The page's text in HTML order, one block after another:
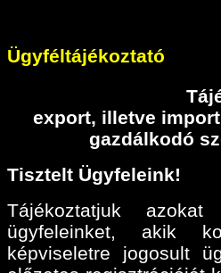
Ügyféltájékoztató
export, illetve
gazdálkodó
Tisztelt Ügyfeleink!
Tájékoztatjuk
ügyfeleinket, akik
képviseletre jogosult